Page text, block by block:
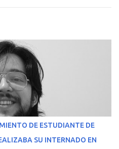
DE ESTUDIANTE DE
SU INTERNADO EN